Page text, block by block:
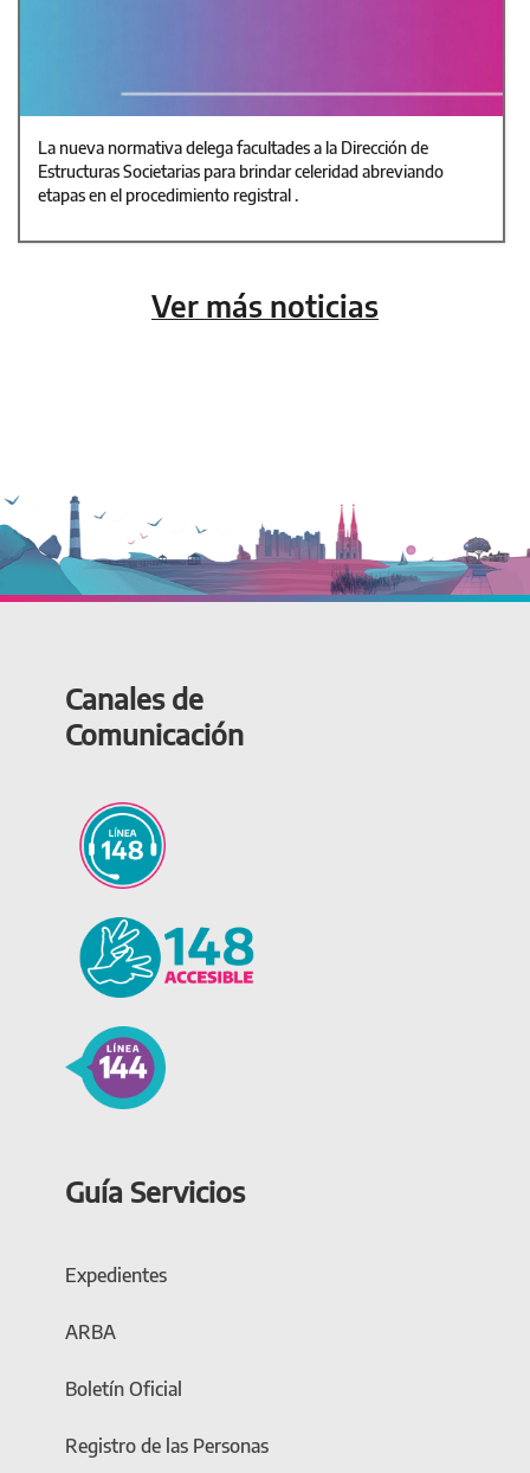
La nueva normativa delega facultades a la Dirección de
Estructuras Societarias para brindar celeridad abreviando
etapas en el procedimiento registral .
Ver más noticias
Canales de
Comunicación
Guía Servicios
Expedientes
ARBA
Boletín Oficial
Registro de las Personas